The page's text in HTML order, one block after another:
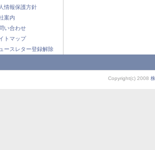
情報保護方針
案内
い合わせ
トマップ
ースレター登録解除
Copyright(c) 2008